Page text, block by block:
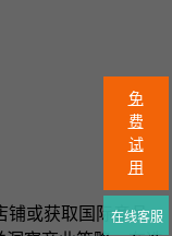
铺或获取国际竞品
免
费
试
用
在线客服